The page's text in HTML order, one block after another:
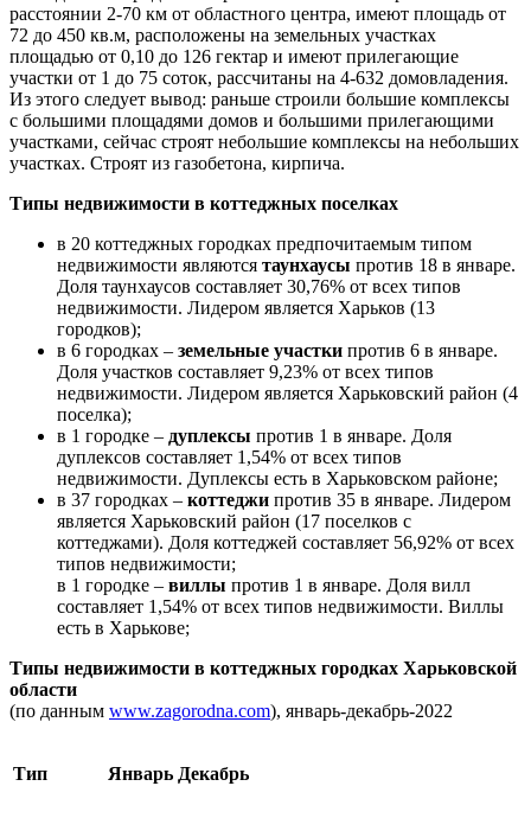
расстоянии 2-70 км от областного центра, имеют площадь от
72 до 450 кв.м, расположены на земельных участках
площадью от 0,10 до 126 гектар и имеют прилегающие
участки от 1 до 75 соток, рассчитаны на 4-632 домовладения.
Из этого следует вывод: раньше строили большие комплексы
с большими площадями домов и большими прилегающими
участками, сейчас строят небольшие комплексы на небольших
участках. Строят из газобетона, кирпича.
Типы недвижимости в коттеджных поселках
в 20 коттеджных городках предпочитаемым типом
недвижимости являются таунхаусы против 18 в январе.
Доля таунхаусов составляет 30,76% от всех типов
недвижимости. Лидером является Харьков (13
городков);
в 6 городках – земельные участки против 6 в январе.
Доля участков составляет 9,23% от всех типов
недвижимости. Лидером является Харьковский район (4
поселка);
в 1 городке – дуплексы против 1 в январе. Доля
дуплексов составляет 1,54% от всех типов
недвижимости. Дуплексы есть в Харьковском районе;
в 37 городках – коттеджи против 35 в январе. Лидером
является Харьковский район (17 поселков с
коттеджами). Доля коттеджей составляет 56,92% от всех
типов недвижимости;
в 1 городке – виллы против 1 в январе. Доля вилл
составляет 1,54% от всех типов недвижимости. Виллы
есть в Харькове;
Типы недвижимости в коттеджных городках Харьковской
области
(по данным www.zagorodna.com), январь-декабрь-2022
Тип Январь Декабрь